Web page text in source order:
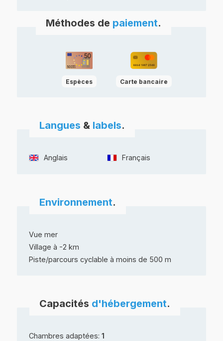
Méthodes de paiement.
Espèces Carte bancaire
Langues & labels.
Anglais Français
Environnement.
Vue mer
Village à -2 km
Piste/parcours cyclable à moins de 500 m
Capacités d'hébergement.
Chambres adaptées:1